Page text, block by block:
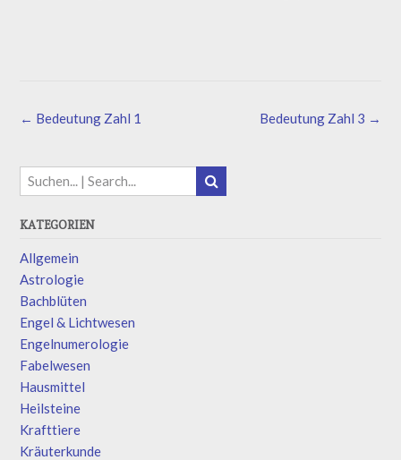
Bedeutung Zahl 3 →
← Bedeutung Zahl 1
KATEGORIEN
Allgemein
Astrologie
Bachblüten
Engel & Lichtwesen
Engelnumerologie
Fabelwesen
Hausmittel
Heilsteine
Krafttiere
Kräuterkunde